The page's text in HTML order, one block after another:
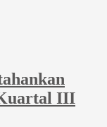
III